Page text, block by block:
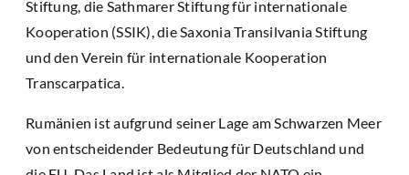
Stiftung, die Sathmarer Stiftung für internationale
Kooperation (SSIK), die Saxonia Transilvania Stiftung
und den Verein für internationale Kooperation
Transcarpatica.
Rumänien ist aufgrund seiner Lage am Schwarzen Meer
von entscheidender Bedeutung für Deutschland und